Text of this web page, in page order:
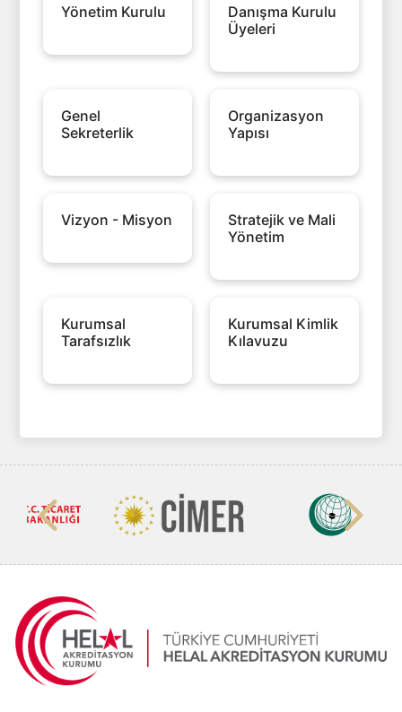
Yönetim Kurulu
Danışma Kurulu
Üyeleri
Genel
Sekreterlik
Organizasyon
Yapısı
Vizyon - Misyon
Stratejik ve Mali
Yönetim
Kurumsal
Tarafsızlık
Kurumsal Kimlik
Kılavuzu